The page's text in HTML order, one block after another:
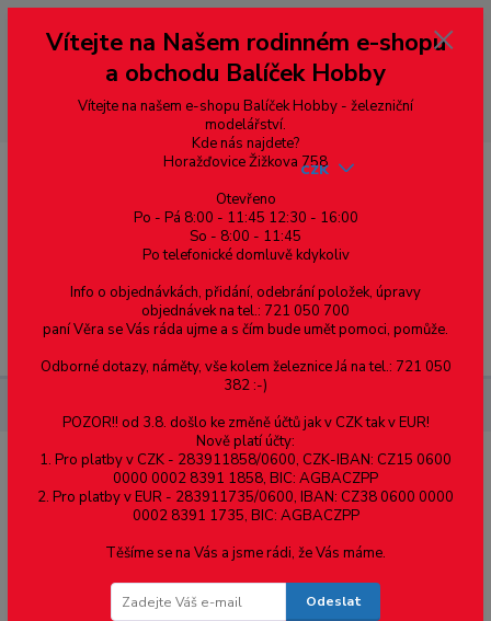
--- pro zákazníky ze Slovenska a jiných zemí, pokud chcete platit v eurech
přepněte si e-shop na euro 💶 pro přepočet měny - pravý horní roh ---
dobírky – pokud si z nějakého důvodu zásilku nevyzvednete, bude po
domluvě zaslána znovu s opětovnou platbou za poštovné, v opačném
případě bude zrušena a účet přidán na blacklist a rušeny následující
objednávky.
Menu
CZK
SMD Led - 0603 - studená bílá
Vítejte na Našem rodinném e-shopu
a obchodu Balíček Hobby
Vítejte na našem e-shopu Balíček Hobby - železniční
modelářství.
Kde nás najdete?
Horažďovice Žižkova 758
Otevřeno
Po - Pá 8:00 - 11:45 12:30 - 16:00
So - 8:00 - 11:45
Po telefonické domluvě kdykoliv
Info o objednávkách, přidání, odebrání položek, úpravy
objednávek na tel.: 721 050 700
paní Věra se Vás ráda ujme a s čím bude umět pomoci, pomůže.
Odborné dotazy, náměty, vše kolem železnice Já na tel.: 721 050
382 :-)
POZOR!! od 3.8. došlo ke změně účtů jak v CZK tak v EUR!
Nově platí účty:
1. Pro platby v CZK - 283911858/0600, CZK-IBAN: CZ15 0600
0000 0002 8391 1858, BIC: AGBACZPP
2. Pro platby v EUR - 283911735/0600, IBAN: CZ38 0600 0000
0002 8391 1735, BIC: AGBACZPP
Těšíme se na Vás a jsme rádi, že Vás máme.
Odeslat